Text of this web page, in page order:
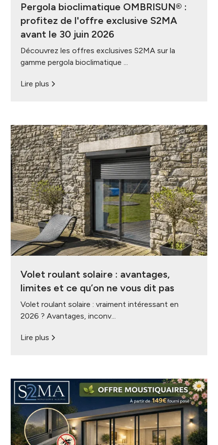
Pergola bioclimatique OMBRISUN® :
profitez de l'offre exclusive S2MA
avant le 30 juin 2026
Découvrez les offres exclusives S2MA sur la
gamme pergola bioclimatique ...
Lire plus
Volet roulant solaire : avantages,
limites et ce qu’on ne vous dit pas
Volet roulant solaire : vraiment intéressant en
2026 ? Avantages, inconv...
Lire plus